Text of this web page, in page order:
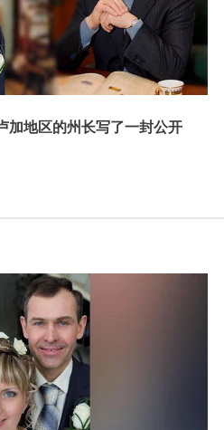
加地区的州长写了一封公开